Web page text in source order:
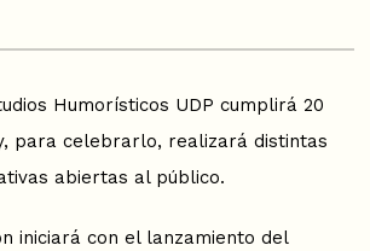
Humorísticos UDP cumplirá 20
para celebrarlo, realizará distintas
abiertas al público.
iniciará con el lanzamiento del